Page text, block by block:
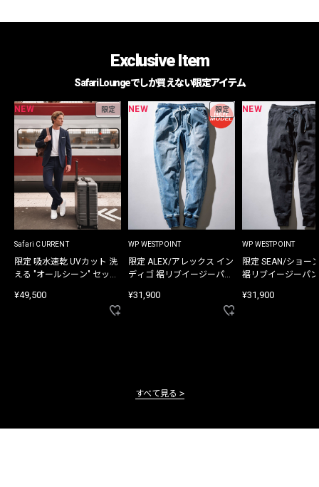
Exclusive Item
Safari Loungeでしか買えない限定アイテム
NEW 限定
Safari CURRENT
限定 吸水速乾 UVカット 洗
える "オールシーン" セット
¥49,500
NEW 限定
WP WESTPOINT
限定 ALEX/アレックス イン
ディゴ 裾リブイージーパン
¥31,900
NEW
WP WESTPOINT
限定 SEAN/ショー
裾リブイージーパ
¥31,900
すべて見る